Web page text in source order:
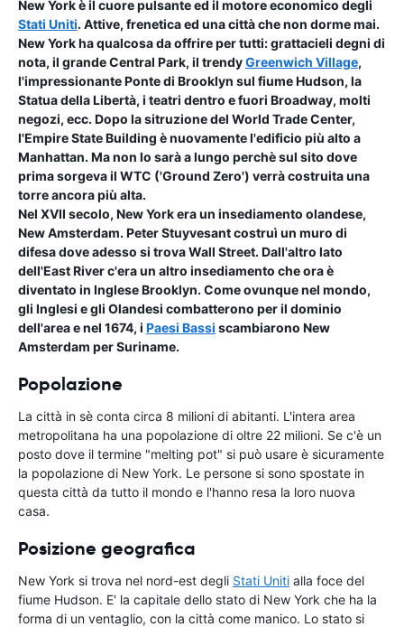
New York è il cuore pulsante ed il motore economico degli
Stati Uniti. Attive, frenetica ed una città che non dorme mai.
New York ha qualcosa da offrire per tutti: grattacieli degni di
nota, il grande Central Park, il trendyGreenwich Village,
l'impressionante Ponte di Brooklyn sul fiume Hudson, la
Statua della Libertà, i teatri dentro e fuori Broadway, molti
negozi, ecc. Dopo la sitruzione del World Trade Center,
l'Empire State Building è nuovamente l'edificio più alto a
Manhattan. Ma non lo sarà a lungo perchè sul sito dove
prima sorgeva il WTC ('Ground Zero') verrà costruita una
torre ancora più alta.
Nel XVII secolo, New York era un insediamento olandese,
New Amsterdam. Peter Stuyvesant costruì un muro di
difesa dove adesso si trova Wall Street. Dall'altro lato
dell'East River c'era un altro insediamento che ora è
diventato in Inglese Brooklyn. Come ovunque nel mondo,
gli Inglesi e gli Olandesi combatterono per il dominio
dell'area e nel 1674, i Paesi Bassi scambiarono New
Amsterdam per Suriname.
Popolazione
La città in sè conta circa 8 milioni di abitanti. L'intera area
metropolitana ha una popolazione di oltre 22 milioni. Se c'è un
posto dove il termine "melting pot" si può usare è sicuramente
la popolazione di New York. Le persone si sono spostate in
questa città da tutto il mondo e l'hanno resa la loro nuova
casa.
Posizione geografica
New York si trova nel nord-est degli Stati Uniti alla foce del
fiume Hudson. E' la capitale dello stato di New York che ha la
forma di un ventaglio, con la città come manico. Lo stato si